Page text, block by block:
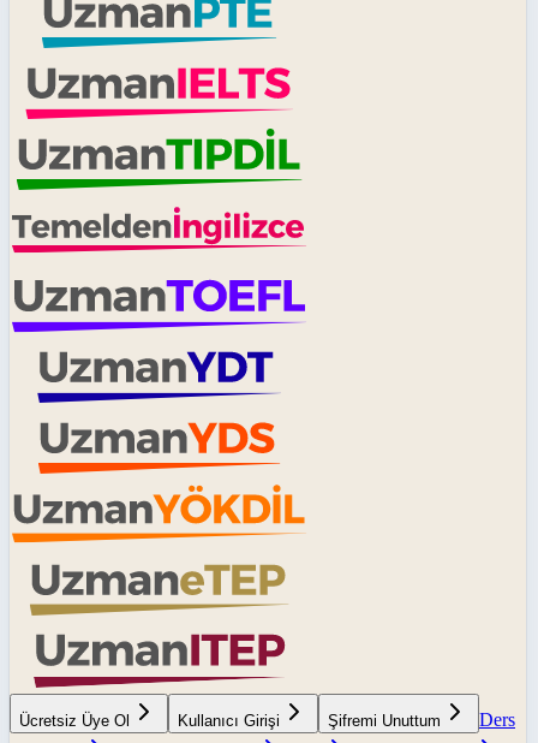
Ücretsiz Üye Ol Kullanıcı Girişi Şifremi Unuttum
Ders